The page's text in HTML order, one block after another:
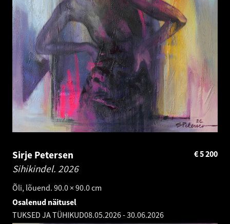
Sirje Petersen
Sihikindel. 2026
Õli, lõuend. 90.0 × 90.0 cm
5 200
€
Osalenud näitusel
TUKSED JA TÜHIKUD08.05.2026-30.06.2026